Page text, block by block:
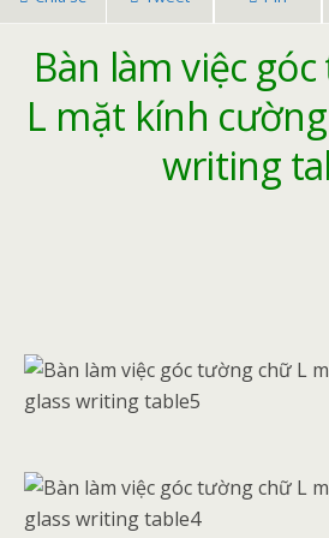
Bàn làm việc
L mặt kính cường
writing